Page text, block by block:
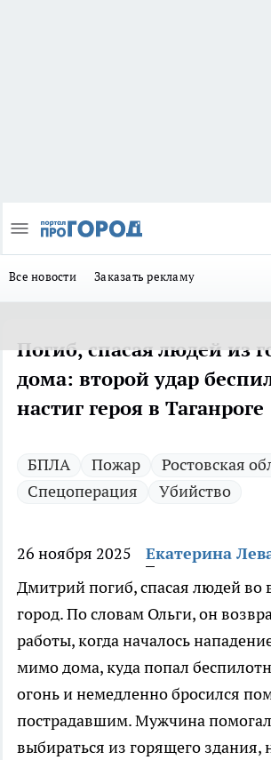
Все новости Заказать рекламу
Погиб, спасая людей из
дома: второй удар
настиг героя в Таганроге
БПЛА Пожар
Ростовская
Спецоперация
Убийство
26 ноября 2025
Екатерина
Дмитрий погиб, спасая людей во
город. По словам Ольги, он
работы, когда началось
мимо дома, куда попал
огонь и немедленно бросился
пострадавшим. Мужчина
выбираться из горящего здания,